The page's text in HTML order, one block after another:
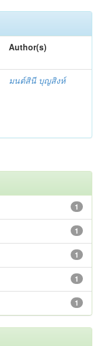
Author(s)
มนต์สินี บุญสิงห์
1
1
1
1
1